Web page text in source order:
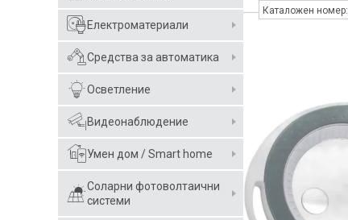
Електроматериали
Средства за автоматика
Осветление
Видеонаблюдение
Умен дом / Smart home
Соларни фотоволтаични
системи
Каталожен номер: